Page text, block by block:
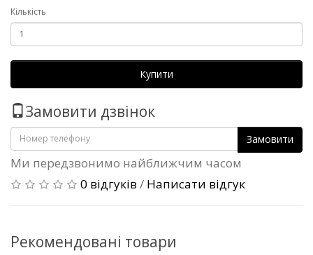
Кількість
Купити
Замовити дзвінок
Замовити
Ми передзвонимо найближчим часом
0 відгуків / Написати відгук
Рекомендовані товари